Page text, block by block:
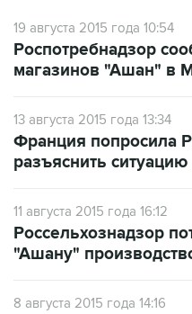
19 августа 2015 года 10:54
Роспотребнадзор
магазинов "Ашан" в
13 августа 2015 года 13:34
Франция попросила
разъяснить
11 августа 2015 года 16:12
Россельхознадзор
"Ашану"
8 августа 2015 года 14:16